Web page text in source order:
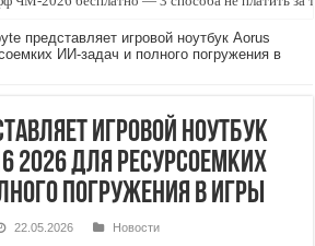
представляет игровой ноутбук Aorus
ИИ-задач и полного погружения в
игровой ноутбук
2026 для ресурсоемких
погружения в игры
22.05.2026
Новости